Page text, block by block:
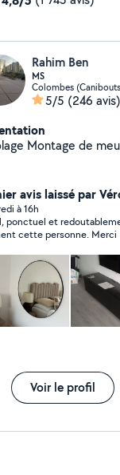
Rahim Ben
MS
Colombes
5/5 (246 avis)
Bricolage Montage de
avis laissé par
à 16h
ponctuel et
cette personne. Merci
Voir le profil